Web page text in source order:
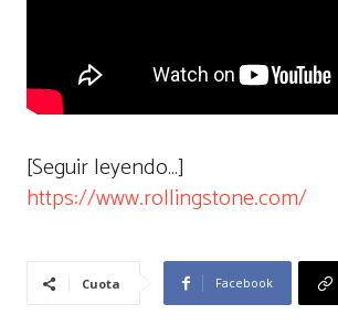
[Seguir leyendo…]
https://www.rollingstone.com/
Cuota Facebook